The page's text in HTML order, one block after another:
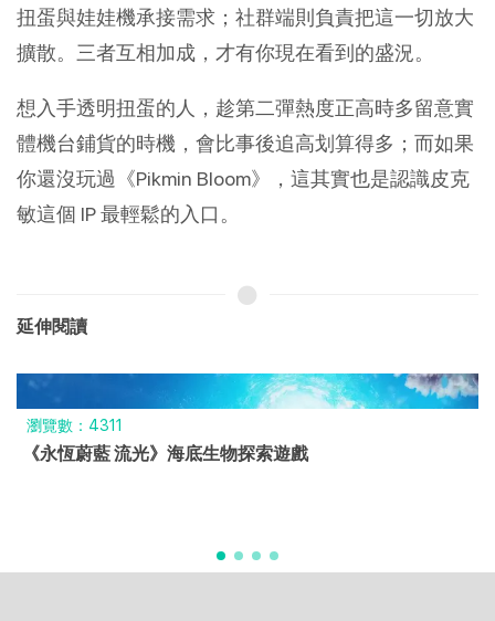
扭蛋與娃娃機承接需求；社群端則負責把這一切放大
擴散。三者互相加成，才有你現在看到的盛況。
想入手透明扭蛋的人，趁第二彈熱度正高時多留意實
體機台鋪貨的時機，會比事後追高划算得多；而如果
你還沒玩過《Pikmin Bloom》，這其實也是認識皮克
敏這個 IP 最輕鬆的入口。
延伸閱讀
瀏覽數：4311
《永恆蔚藍 流光》海底生物探索遊戲